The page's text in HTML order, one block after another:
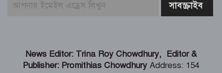
জামায়াত-এনসিপির মব সৃষ্টির সুযোগ নিতে
পারে আওয়ামী লীগ – রাশেদ খাঁন
দেশের পর্যটনকে খাতকে জনপ্রিয় করতে কাজ
করেছে সরকার – পর্যটনমন্ত্রী
News Editor: Trina Roy Chowdhury, Editor &
Publisher: Promithias Chowdhury Address: 154